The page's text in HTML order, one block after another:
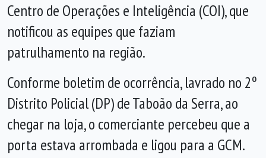
Centro de Operações e Inteligência (COI), que
notificou as equipes que faziam
patrulhamento na região.
Conforme boletim de ocorrência, lavrado no 2º
Distrito Policial (DP) de Taboão da Serra, ao
chegar na loja, o comerciante percebeu que a
porta estava arrombada e ligou para a GCM.